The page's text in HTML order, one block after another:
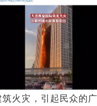
火灾，引起民众的